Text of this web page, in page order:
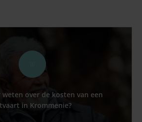
over de kosten van een
in Krommenie?